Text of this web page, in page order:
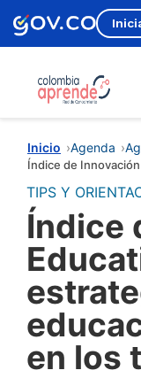
Estás aquí
Inicio Agenda
Índice de
TIPS Y
Índice
en los